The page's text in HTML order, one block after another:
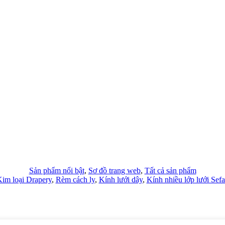
Sản phẩm nổi bật, Sơ đồ trang web, Tất cả sản phẩm
loại Drapery, Rèm cách ly, Kính lưới dây, Kính nhiều lớp lưới